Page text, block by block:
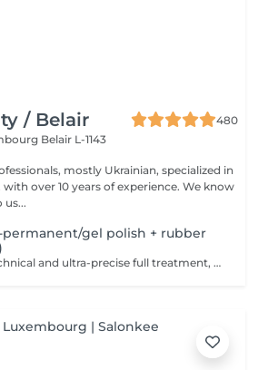
/ Belair
480
Belair L-1143
mostly Ukrainian, specialized in
over 10 years of experience. We know
permanent/gel polish + rubber
Premium, highly technical and ultra-precise full treatment, performed mainly with an e-file to achieve a perfectly clean nail contour and apply the polish as close as possible, even slightly under the cuticle. This technique helps visually delay the regrowth by around 10 days. Visual result: -Extremely well-groomed nails, clean contours, flawless shape -Instagram / photo studio effect: neat, precise, with no visible dry skin We also include a base coat, recommended for short nails in good condition. A perfect solution for flawless and long-lasting nails: -The average durability is 4 weeks!! Service content -> 80€ : -Removal of old semi-permanent and/or gel (if needed, already include in this price/service) -Very meticulous preparation of the nail plate -Removal of dead skin -Shape and file nails -Gentle cuticle care -Rubber base -Application of semi-permanent nail polish -Application of cuticle oil and hand cream Optional : -Price per nail extension on up to 5 nails (if so please book "WITH simple design") +3€/nail -Price per nail for nail art on up to 5 nails (if so please book "WITH simple design") +3€/nail -Price for simple design (French, Chrome, Baby Boomer, Cat Eyes, Stickers, Foil) 6-10 nails -> +20€ -Price for complex design (3D, Hand drawings, Stamping, French with Chrome, Baby Boomer with Chrome, French with Cat Eyes) 6-10 nails -> +30€